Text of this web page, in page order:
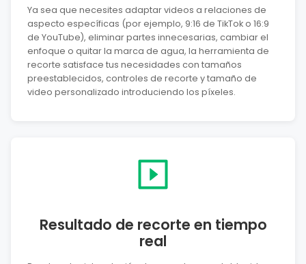
Ya sea que necesites adaptar videos a relaciones de
aspecto específicas (por ejemplo, 9:16 de TikTok o 16:9
de YouTube), eliminar partes innecesarias, cambiar el
enfoque o quitar la marca de agua, la herramienta de
recorte satisface tus necesidades con tamaños
preestablecidos, controles de recorte y tamaño de
video personalizado introduciendo los píxeles.
Resultado de recorte en tiempo
real